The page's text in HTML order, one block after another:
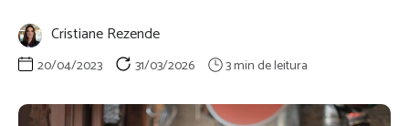
Cristiane Rezende
20/04/2023 31/03/2026